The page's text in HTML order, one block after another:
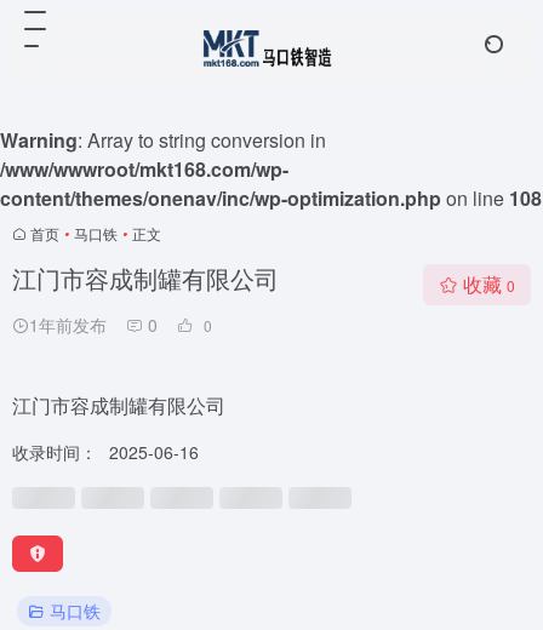
Warning: Array to string conversion in
/www/wwwroot/mkt168.com/wp-
content/themes/onenav/inc/wp-optimization.phpon line 108
首页 • 马口铁 • 正文
江门市容成制罐有限公司
1年前发布 0 0
收藏 0
江门市容成制罐有限公司
收录时间： 2025-06-16
马口铁